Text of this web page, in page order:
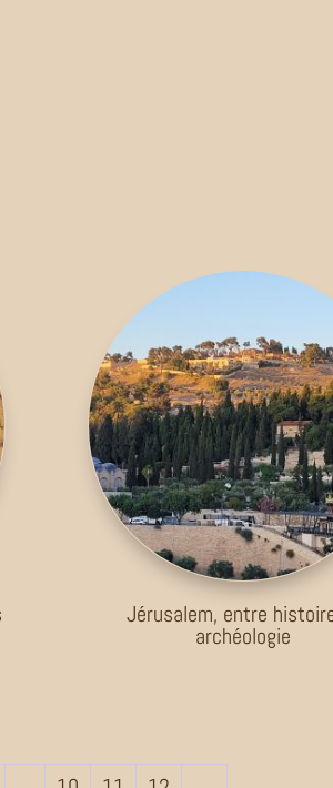
Jérusalem, entre
archéologie